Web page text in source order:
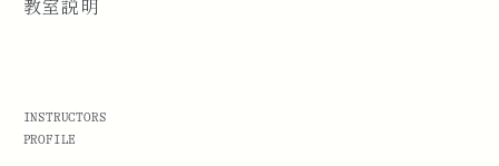
教室説明
INSTRUCTORS
PROFILE